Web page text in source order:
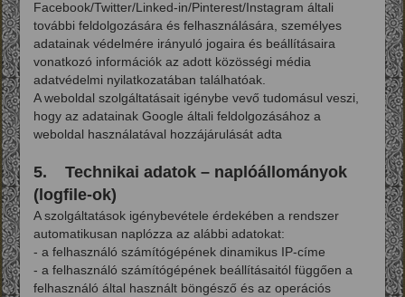
Facebook/Twitter/Linked-in/Pinterest/Instagram általi
további feldolgozására és felhasználására, személyes
adatainak védelmére irányuló jogaira és beállításaira
vonatkozó információk az adott közösségi média
adatvédelmi nyilatkozatában találhatóak.
A weboldal szolgáltatásait igénybe vevő tudomásul veszi,
hogy az adatainak Google általi feldolgozásához a
weboldal használatával hozzájárulását adta
5. Technikai adatok – naplóállományok
(logfile-ok)
A szolgáltatások igénybevétele érdekében a rendszer
automatikusan naplózza az alábbi adatokat:
- a felhasználó számítógépének dinamikus IP-címe
- a felhasználó számítógépének beállításaitól függően a
felhasználó által használt böngésző és az operációs